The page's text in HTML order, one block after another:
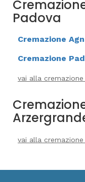
Padova
Cremazione
Cremazione
vai alla
vai alla